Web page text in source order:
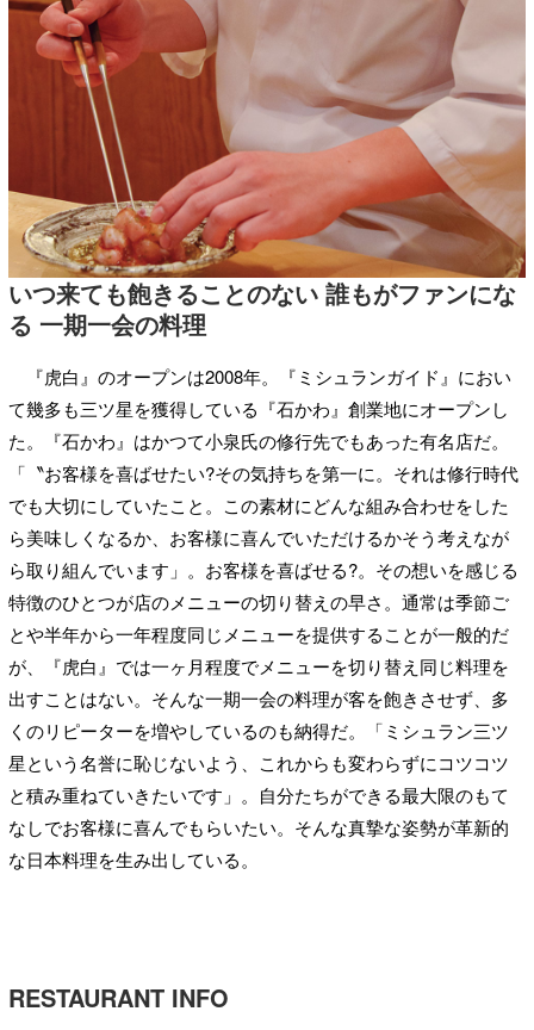
いつ来ても飽きることのない 誰もがファンにな
る 一期一会の料理
『虎白』のオープンは2008年。『ミシュランガイド』におい
て幾多も三ツ星を獲得している『石かわ』創業地にオープンし
た。『石かわ』はかつて小泉氏の修行先でもあった有名店だ。
「〝お客様を喜ばせたい?その気持ちを第一に。それは修行時代
でも大切にしていたこと。この素材にどんな組み合わせをした
ら美味しくなるか、お客様に喜んでいただけるかそう考えなが
ら取り組んでいます」。お客様を喜ばせる?。その想いを感じる
特徴のひとつが店のメニューの切り替えの早さ。通常は季節ご
とや半年から一年程度同じメニューを提供することが一般的だ
が、『虎白』では一ヶ月程度でメニューを切り替え同じ料理を
出すことはない。そんな一期一会の料理が客を飽きさせず、多
くのリピーターを増やしているのも納得だ。「ミシュラン三ツ
星という名誉に恥じないよう、これからも変わらずにコツコツ
と積み重ねていきたいです」。自分たちができる最大限のもて
なしでお客様に喜んでもらいたい。そんな真摯な姿勢が革新的
な日本料理を生み出している。
RESTAURANT INFO